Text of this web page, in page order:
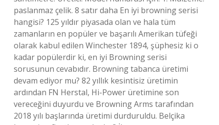
paslanmaz çelik. 8 satır daha En iyi browning serisi
hangisi? 125 yıldır piyasada olan ve hala tüm
zamanların en popüler ve başarılı Amerikan tüfeği
olarak kabul edilen Winchester 1894, şüphesiz ki o
kadar popülerdir ki, en iyi Browning serisi
sorusunun cevabıdır. Browning tabanca üretimi
devam ediyor mu? 82 yıllık kesintisiz üretimin
ardından FN Herstal, Hi-Power üretimine son
vereceğini duyurdu ve Browning Arms tarafından
2018 yılı başlarında üretimi durduruldu. Belçika